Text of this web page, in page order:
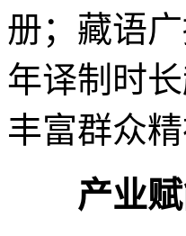
册；藏语
年译制时
丰富群众精
产业